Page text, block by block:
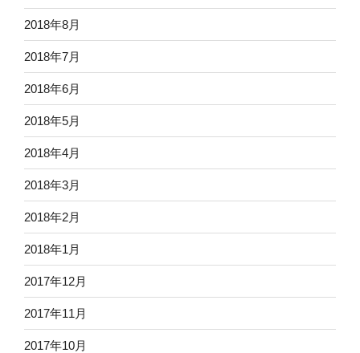
2018年8月
2018年7月
2018年6月
2018年5月
2018年4月
2018年3月
2018年2月
2018年1月
2017年12月
2017年11月
2017年10月